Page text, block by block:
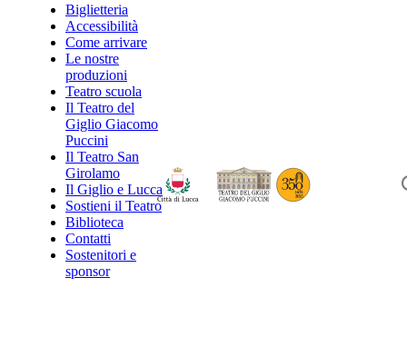
Biglietteria
Accessibilità
Come arrivare
Le nostre
produzioni
Teatro scuola
Il Teatro del
Giglio Giacomo
Puccini
Il Teatro San
Girolamo
Il Giglio e Lucca
Sostieni il Teatro
Biblioteca
Contatti
Sostenitori e
sponsor